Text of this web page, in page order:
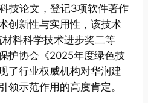
技论文，登记3项软件著作
创新性与实用性，该技术
料科学技术进步奖二等
护协会《2025年度绿色技
了行业权威机构对华润建
领示范作用的高度肯定。